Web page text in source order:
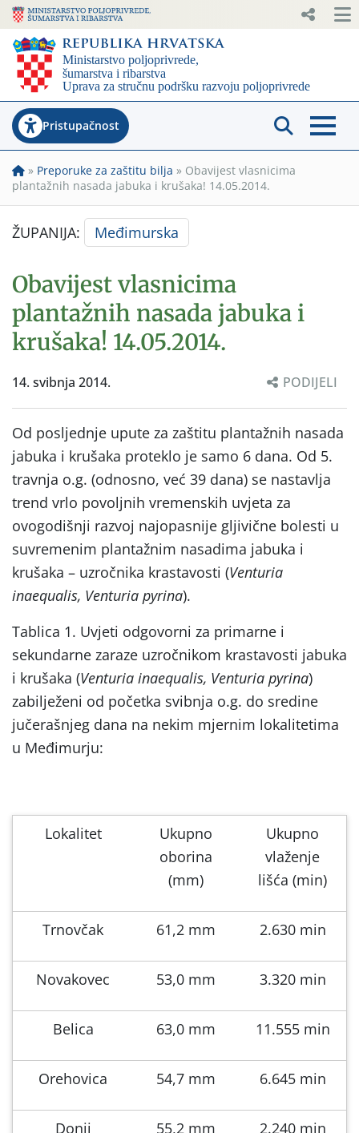
Pristupačnost
» Preporuke za zaštitu bilja » Obavijest vlasnicima
plantažnih nasada jabuka i krušaka! 14.05.2014.
ŽUPANIJA: Međimurska
Obavijest vlasnicima
plantažnih nasada jabuka i
krušaka! 14.05.2014.
14. svibnja 2014. PODIJELI
Od posljednje upute za zaštitu plantažnih nasada
jabuka i krušaka proteklo je samo 6 dana. Od 5.
travnja o.g. (odnosno, već 39 dana) se nastavlja
trend vrlo povoljnih vremenskih uvjeta za
ovogodišnji razvoj najopasnije gljivične bolesti u
suvremenim plantažnim nasadima jabuka i
krušaka – uzročnika krastavosti (Venturia
inaequalis, Venturia pyrina).
Tablica 1. Uvjeti odgovorni za primarne i
sekundarne zaraze uzročnikom krastavosti jabuka
i krušaka (Venturia inaequalis, Venturia pyrina)
zabilježeni od početka svibnja o.g. do sredine
jučerašnjeg dana na nekim mjernim lokalitetima
u Međimurju:
Lokalitet
Ukupno
oborina
(mm)
Ukupno
vlaženje
lišća (min)
Trnovčak 61,2 mm 2.630 min
Novakovec 53,0 mm 3.320 min
Belica 63,0 mm 11.555 min
Orehovica 54,7 mm 6.645 min
Donji
55,2 mm 2.240 min